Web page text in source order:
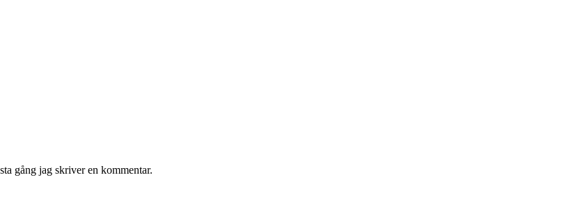
gång jag skriver en kommentar.